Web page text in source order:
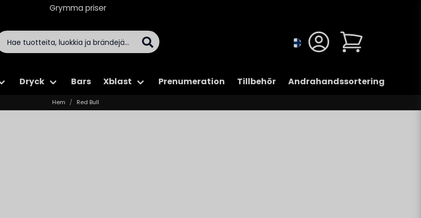
Grymma priser
Dryck Bars Xblast Prenumeration Tillbehör Andrahandssortering
Hem Red Bull